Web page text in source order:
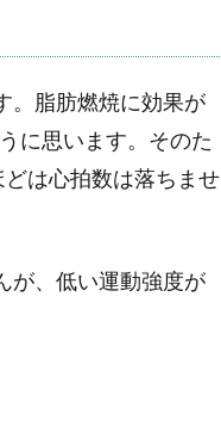
。脂肪燃焼に効果が
に思います。そのた
は心拍数は落ちませ
が、低い運動強度が